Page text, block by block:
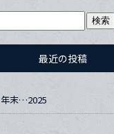
最近の投稿
年末…2025